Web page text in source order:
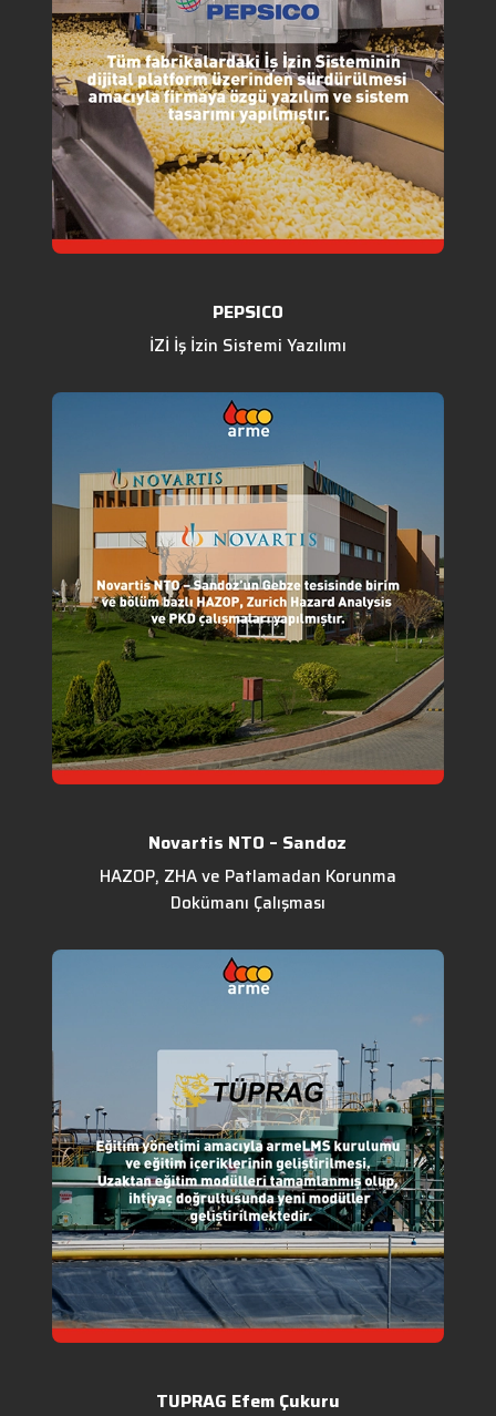
PEPSICO
İZİ İş İzin Sistemi Yazılımı
Novartis NTO – Sandoz
HAZOP, ZHA ve Patlamadan Korunma
Dokümanı Çalışması
TUPRAG Efem Çukuru